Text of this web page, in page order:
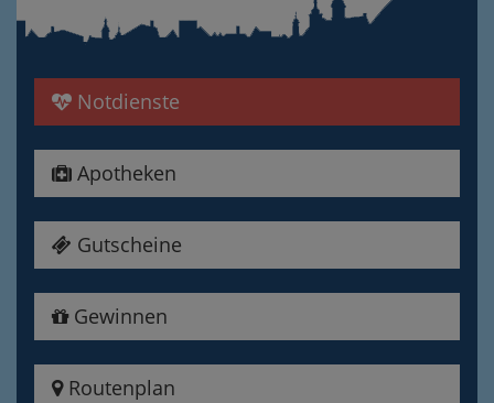
Notdienste
Apotheken
Gutscheine
Gewinnen
Routenplan